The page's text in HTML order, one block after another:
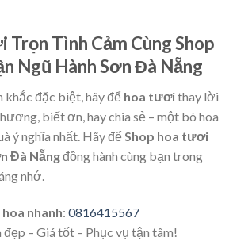
Trọn Tình Cảm Cùng Shop
Ngũ Hành Sơn Đà Nẵng
khắc đặc biệt, hãy để hoa tươithay lời
biết ơn, hay chia sẻ – một bó hoa
ý nghĩa nhất. Hãy để Shop hoa tươi
Đà Nẵngđồng hành cùng bạn trong
nhớ.
nhanh:0816415567
đẹp – Giá tốt – Phục vụ tận tâm!